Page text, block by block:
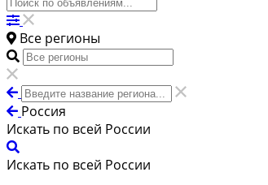
Все регионы
Россия
Искать по всей России
Искать по всей России